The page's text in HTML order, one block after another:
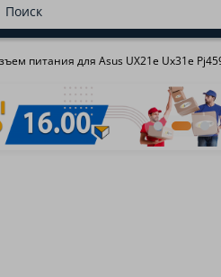
питания для Asus UX21e Ux31e